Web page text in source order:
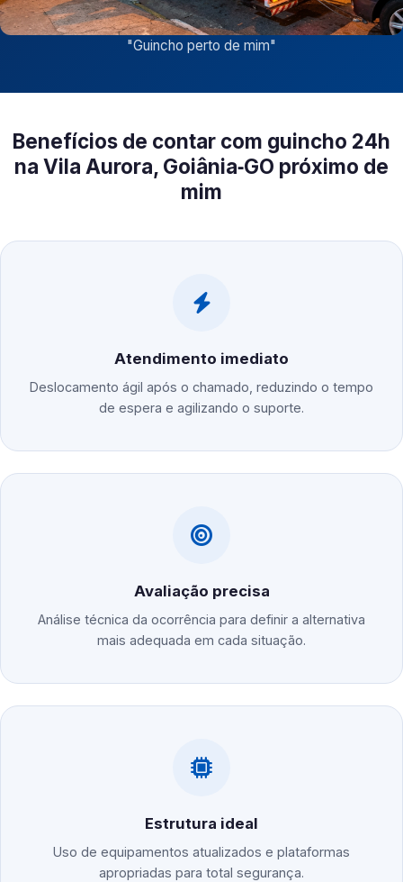
"Guincho perto de mim"
Benefícios de contar com guincho 24h
na Vila Aurora, Goiânia‑GO próximo de
mim
Atendimento imediato
Deslocamento ágil após o chamado, reduzindo o tempo
de espera e agilizando o suporte.
Avaliação precisa
Análise técnica da ocorrência para definir a alternativa
mais adequada em cada situação.
Estrutura ideal
Uso de equipamentos atualizados e plataformas
apropriadas para total segurança.